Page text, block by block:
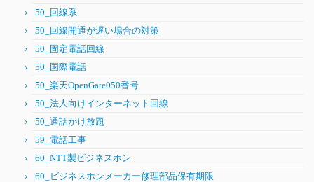
50_回線系
50_回線開通が遅い場合の対策
50_固定電話回線
50_国際電話
50_楽天OpenGate050番号
50_法人向けインターネット回線
50_通話かけ放題
59_電話工事
60_NTT製ビジネスホン
60_ビジネスホンメーカー修理部品保有期限